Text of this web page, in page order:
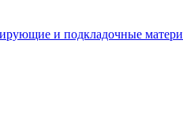
и подкладочные